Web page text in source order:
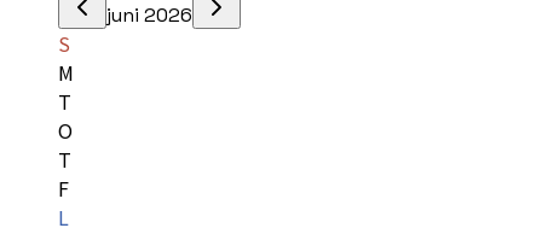
juni 2026
S
M
T
O
T
F
L